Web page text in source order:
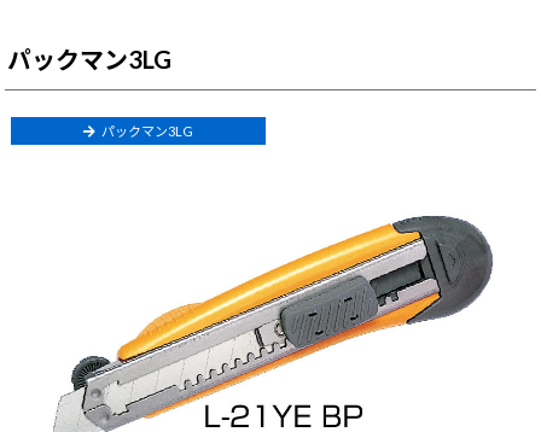
パックマン3LG
パックマン3LG